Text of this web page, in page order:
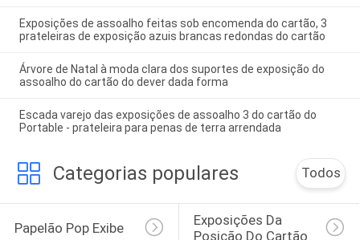
Exposições de assoalho feitas sob encomenda do cartão, 3
prateleiras de exposição azuis brancas redondas do cartão
Árvore de Natal à moda clara dos suportes de exposição do
assoalho do cartão do dever dada forma
Escada varejo das exposições de assoalho 3 do cartão do
Portable - prateleira para penas de terra arrendada
Categorias populares Todos
Papelão Pop Exibe
Exposições Da
Posição Do Cartão